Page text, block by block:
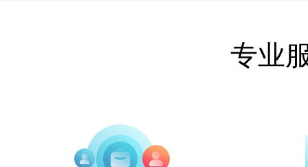
专业